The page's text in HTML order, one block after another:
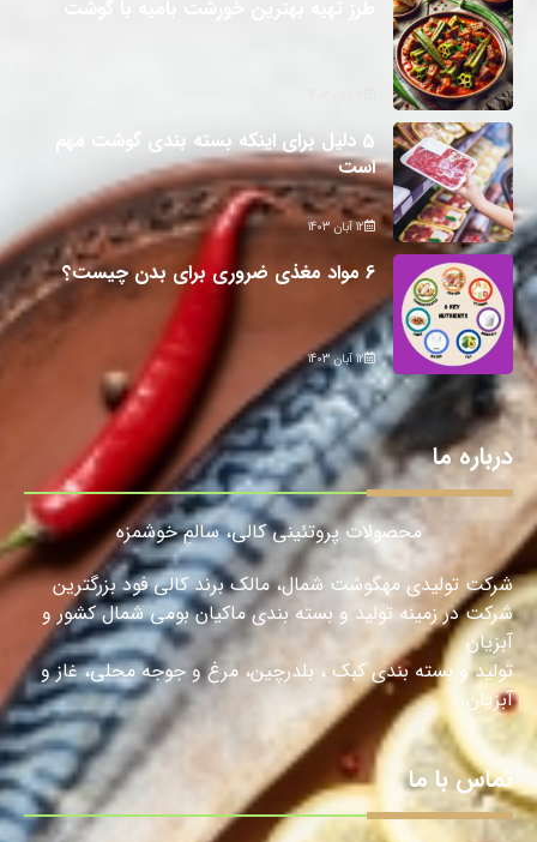
5 دلیل برای اینکه بسته بندی گوشت مهم
است
12 آبان 1403
6 مواد مغذی ضروری برای بدن چیست؟
12 آبان 1403
درباره ما
محصولات پروتئینی کالی، سالمِ خوشمزه
شرکت تولیدی مهگوشت شمال، مالک برند کالی فود بزرگترین
شرکت در زمینه تولید و بسته بندی ماکیان بومی شمال کشور و
آبزیان
تولید و بسته بندی کبک ، بلدرچین، مرغ و جوجه محلی، غاز و
آبزیان.
تماس با ما